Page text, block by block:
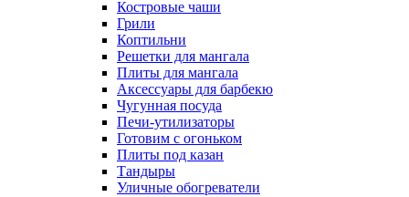
Костровые чаши
Грили
Коптильни
Решетки для мангала
Плиты для мангала
Аксессуары для барбекю
Чугунная посуда
Печи-утилизаторы
Готовим с огоньком
Плиты под казан
Тандыры
Уличные обогреватели